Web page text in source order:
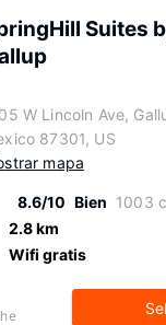
Suites
W Lincoln Ave,
87301, US
mapa
8.6/10 Bien 1003
2.8 km
Wifi gratis